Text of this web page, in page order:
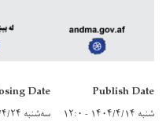
Publish Date
شنبه ۱۴۰۴/۴/۱۴ - ۱۲:۰
Date
سه‌شنبه ۱۴۰۴/۴/۲۴ - ۱۲:۰